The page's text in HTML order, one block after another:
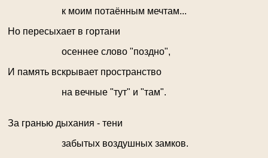
к моим потаённым мечтам...
Но пересыхает в гортани
осеннее слово "поздно",
И память вскрывает пространство
на вечные "тут" и "там".
За гранью дыхания - тени
забытых воздушных замков.